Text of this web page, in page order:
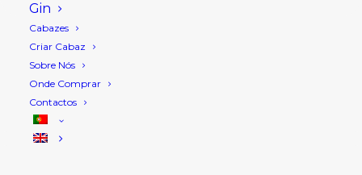
Gin
Cabazes
Criar Cabaz
Sobre Nós
Onde Comprar
Contactos